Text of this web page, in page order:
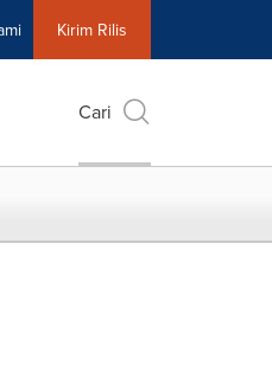
Kirim Rilis
Cari